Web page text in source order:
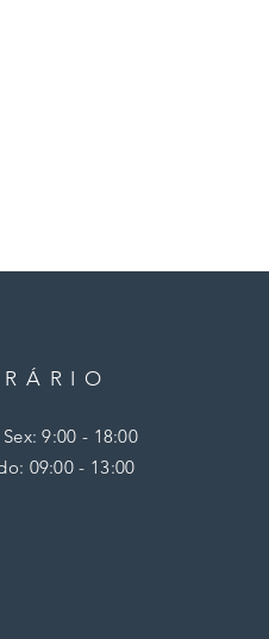
9:00 - 18:00
09:00 - 13:00